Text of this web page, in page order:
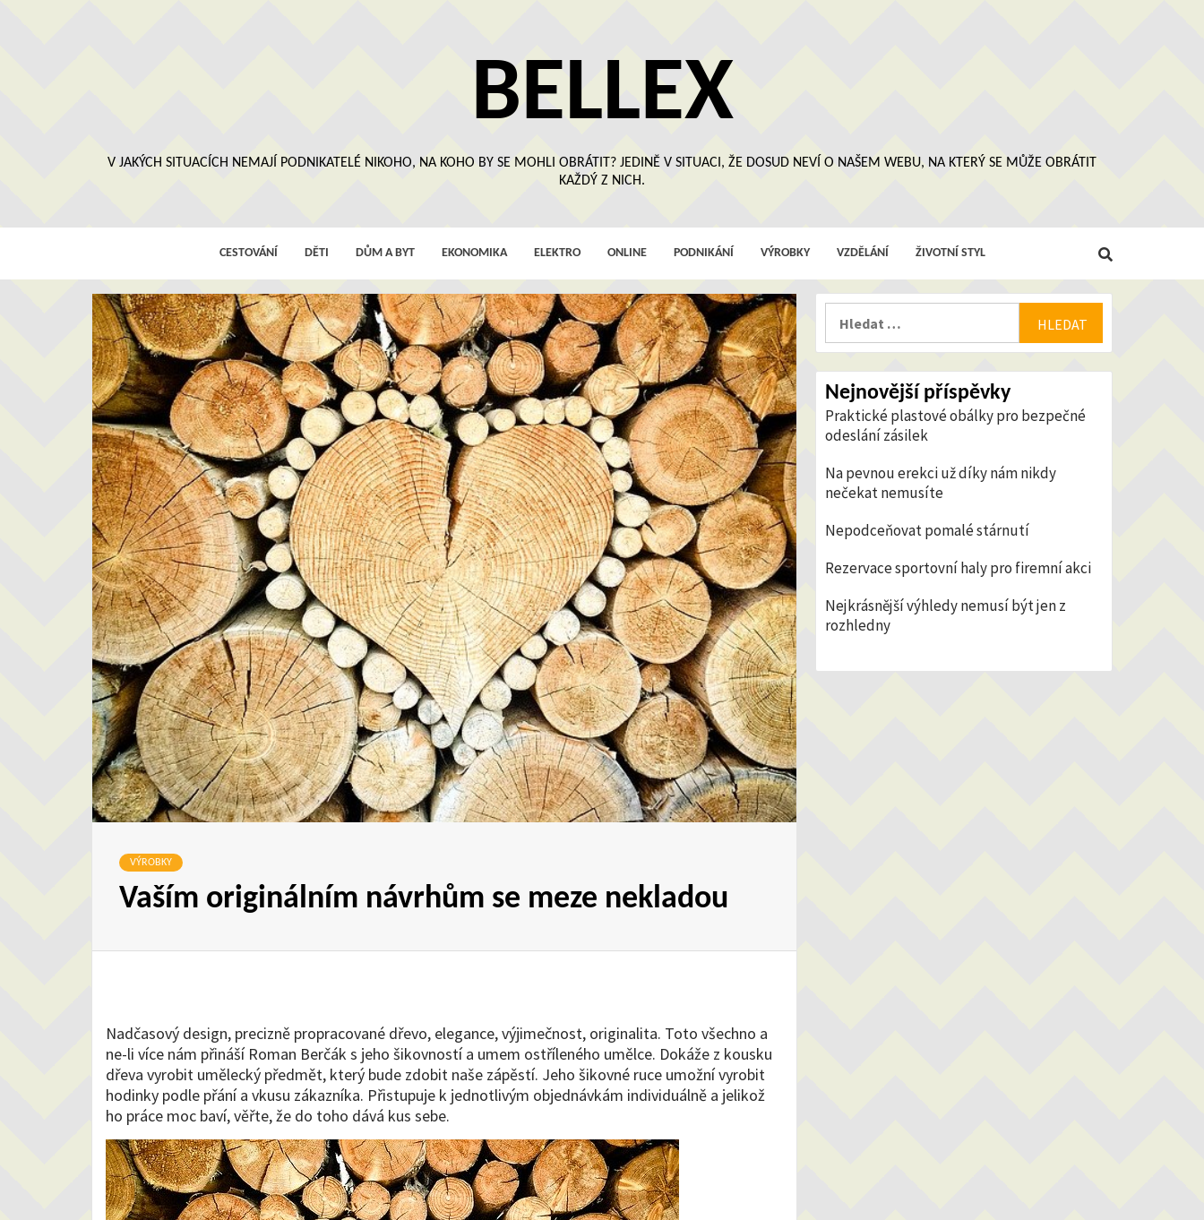
BELLEX
V JAKÝCH SITUACÍCH NEMAJÍ PODNIKATELÉ NIKOHO, NA KOHO BY SE MOHLI OBRÁTIT? JEDINĚ V SITUACI, ŽE DOSUD NEVÍ O NAŠEM WEBU, NA KTERÝ SE MŮŽE OBRÁTIT
KAŽDÝ Z NICH.
CESTOVÁNÍ DĚTI DŮM A BYT EKONOMIKA ELEKTRO ONLINE PODNIKÁNÍ VÝROBKY VZDĚLÁNÍ ŽIVOTNÍ STYL
VÝROBKY
Vaším originálním návrhům se meze nekladou
Nadčasový design, precizně propracované dřevo, elegance, výjimečnost, originalita. Toto všechno a
ne-li více nám přináší Roman Berčák s jeho šikovností a umem ostříleného umělce. Dokáže z kousku
dřeva vyrobit umělecký předmět, který bude zdobit naše zápěstí. Jeho šikovné ruce umožní vyrobit
hodinky podle přání a vkusu zákazníka. Přistupuje k jednotlivým objednávkám individuálně a jelikož
ho práce moc baví, věřte, že do toho dává kus sebe.
Nejnovější příspěvky
Praktické plastové obálky pro bezpečné
odeslání zásilek
Na pevnou erekci už díky nám nikdy
nečekat nemusíte
Nepodceňovat pomalé stárnutí
Rezervace sportovní haly pro firemní akci
Nejkrásnější výhledy nemusí být jen z
rozhledny